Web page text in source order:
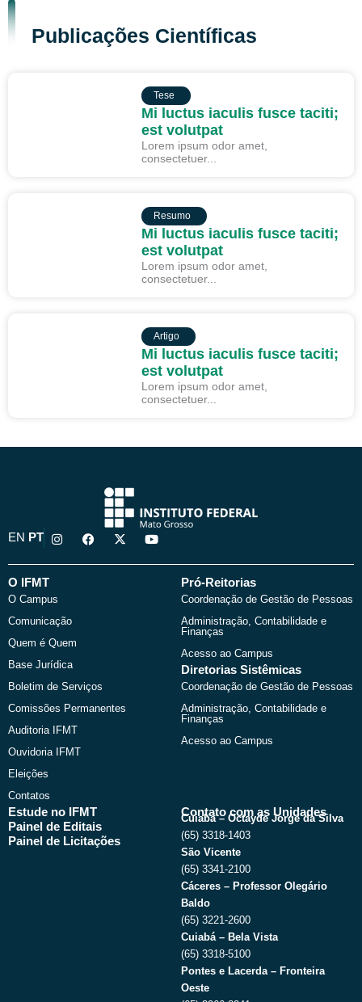
Publicações Científicas
Tese
Mi luctus iaculis fusce taciti;
est volutpat
Lorem ipsum odor amet,
consectetuer...
Resumo
Mi luctus iaculis fusce taciti;
est volutpat
Lorem ipsum odor amet,
consectetuer...
Artigo
Mi luctus iaculis fusce taciti;
est volutpat
Lorem ipsum odor amet,
consectetuer...
EN PT
I
n
t
r
a
m
F
a
e
X
-
w
Y
o
t
O IFMT
O Campus
Comunicação
Quem é Quem
Base Jurídica
Boletim de Serviços
Comissões Permanentes
Auditoria IFMT
Ouvidoria IFMT
Eleições
Contatos
Pró-Reitorias
Coordenação de Gestão de Pessoas
Administração, Contabilidade e
Finanças
Acesso ao Campus
Diretorias Sistêmicas
Coordenação de Gestão de Pessoas
Administração, Contabilidade e
Finanças
Acesso ao Campus
Estude no IFMT
Painel de Editais
Painel de Licitações
Contato com as Unidades
Cuiabá – Octayde Jorge da Silva
(65) 3318-1403
São Vicente
(65) 3341-2100
Cáceres – Professor Olegário
Baldo
(65) 3221-2600
Cuiabá – Bela Vista
(65) 3318-5100
Pontes e Lacerda – Fronteira
Oeste